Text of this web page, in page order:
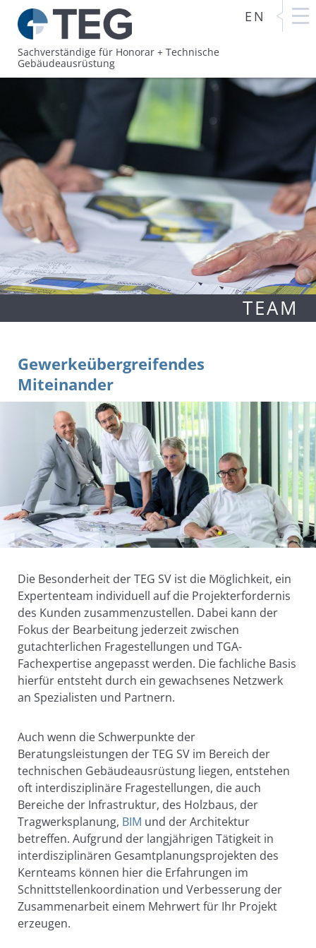
Sachverständige für Honorar + Technische
Gebäudeausrüstung
EN
TEAM
Gewerkeübergreifendes
Miteinander
Die Besonderheit der TEG SV ist die Möglichkeit, ein
Expertenteam individuell auf die Projekterfordernis
des Kunden zusammenzustellen. Dabei kann der
Fokus der Bearbeitung jederzeit zwischen
gutachterlichen Fragestellungen und TGA-
Fachexpertise angepasst werden. Die fachliche Basis
hierfür entsteht durch ein gewachsenes Netzwerk
an Spezialisten und Partnern.
Auch wenn die Schwerpunkte der
Beratungsleistungen der TEG SV im Bereich der
technischen Gebäudeausrüstung liegen, entstehen
oft interdisziplinäre Fragestellungen, die auch
Bereiche der Infrastruktur, des Holzbaus, der
Tragwerksplanung, BIM und der Architektur
betreffen. Aufgrund der langjährigen Tätigkeit in
interdisziplinären Gesamtplanungsprojekten des
Kernteams können hier die Erfahrungen im
Schnittstellenkoordination und Verbesserung der
Zusammenarbeit einem Mehrwert für Ihr Projekt
erzeugen.